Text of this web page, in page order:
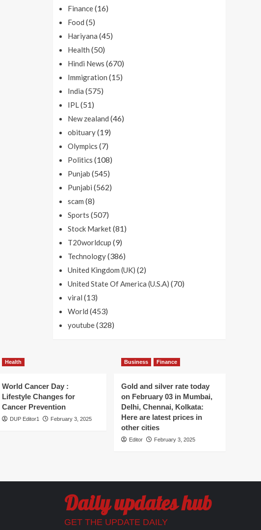
Finance(16)
Food (5)
Hariyana (45)
Health (50)
Hindi News (670)
Immigration (15)
India (575)
IPL(51)
New zealand (46)
obituary(19)
Olympics (7)
Politics (108)
Punjab (545)
Punjabi (562)
scam (8)
Sports (507)
Stock Market(81)
T20worldcup (9)
Technology(386)
United Kingdom (UK) (2)
United State Of America (U.S.A) (70)
viral (13)
World (453)
youtube(328)
Health
World Cancer Day :
Lifestyle Changes for
Cancer Prevention
DUP Editor1 February 3, 2025
Business Finance
Gold and silver rate today
on February 03 in Mumbai,
Delhi, Chennai, Kolkata:
Here are latest prices in
other cities
Editor February 3, 2025
Daily updates hub
GET THE UPDATE DAILY